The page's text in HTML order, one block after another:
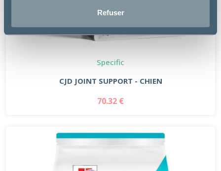
Refuser
Specific
CJD JOINT SUPPORT - CHIEN
70.32 €